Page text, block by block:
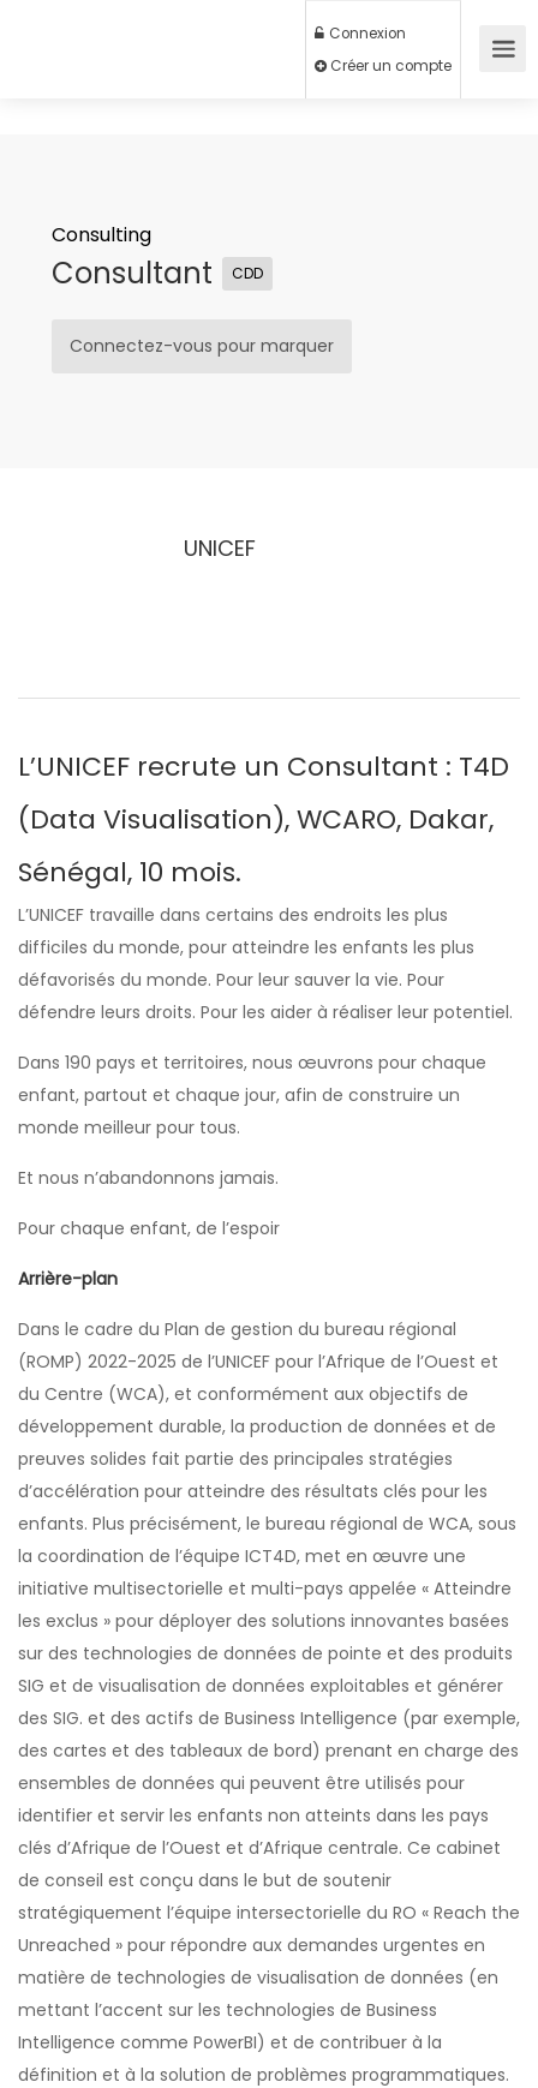
Connexion
Créer un compte
Consulting
Consultant CDD
Connectez-vous pour marquer
UNICEF
L’UNICEF recrute un Consultant : T4D
(Data Visualisation), WCARO, Dakar,
Sénégal, 10 mois.
L’UNICEF travaille dans certains des endroits les plus
difficiles du monde, pour atteindre les enfants les plus
défavorisés du monde. Pour leur sauver la vie. Pour
défendre leurs droits. Pour les aider à réaliser leur potentiel.
Dans 190 pays et territoires, nous œuvrons pour chaque
enfant, partout et chaque jour, afin de construire un
monde meilleur pour tous.
Et nous n’abandonnons jamais.
Pour chaque enfant, de l’espoir
Arrière-plan
Dans le cadre du Plan de gestion du bureau régional
(ROMP) 2022-2025 de l’UNICEF pour l’Afrique de l’Ouest et
du Centre (WCA), et conformément aux objectifs de
développement durable, la production de données et de
preuves solides fait partie des principales stratégies
d’accélération pour atteindre des résultats clés pour les
enfants. Plus précisément, le bureau régional de WCA, sous
la coordination de l’équipe ICT4D, met en œuvre une
initiative multisectorielle et multi-pays appelée « Atteindre
les exclus » pour déployer des solutions innovantes basées
sur des technologies de données de pointe et des produits
SIG et de visualisation de données exploitables et générer
des SIG. et des actifs de Business Intelligence (par exemple,
des cartes et des tableaux de bord) prenant en charge des
ensembles de données qui peuvent être utilisés pour
identifier et servir les enfants non atteints dans les pays
clés d’Afrique de l’Ouest et d’Afrique centrale. Ce cabinet
de conseil est conçu dans le but de soutenir
stratégiquement l’équipe intersectorielle du RO « Reach the
Unreached » pour répondre aux demandes urgentes en
matière de technologies de visualisation de données (en
mettant l’accent sur les technologies de Business
Intelligence comme PowerBI) et de contribuer à la
définition et à la solution de problèmes programmatiques.